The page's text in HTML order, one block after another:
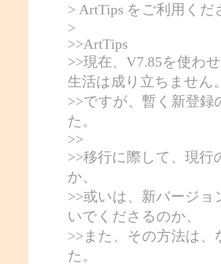
> ArtTips をご利用く
>
>>ArtTips
>>現在、V7.85を使わ
生活は成り立ちません
>>ですが、暫く新登
た。
>>
>>移行に際して、現
か、
>>或いは、新バージ
いでくださるのか、
>>また、その方法は
た。